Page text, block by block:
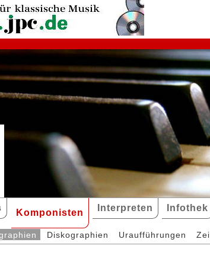
Komponisten Interpreten Infothek
Diskographien Uraufführungen